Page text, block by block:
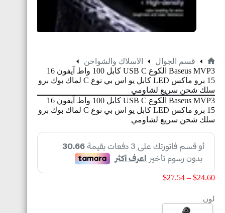
قسم الجوال
الاسلاك والشواحن
Baseus MVP3 الكوع USB C كابل 100 واط آيفون 16
15 برو ماكس LED كابل يو اس بي نوع C لماك بوك برو
سلك شحن سريع لشاومي
Baseus MVP3 الكوع USB C كابل 100 واط آيفون 16
15 برو ماكس LED كابل يو اس بي نوع C لماك بوك برو
سلك شحن سريع لشاومي
$24.60
–
$27.54
لون